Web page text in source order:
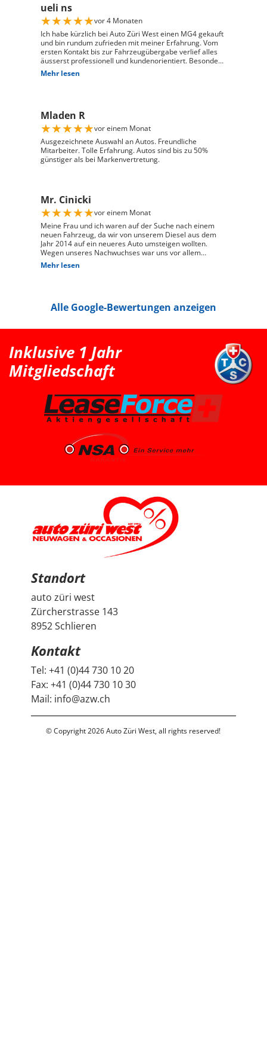
ueli ns
★★★★★vor 4 Monaten
Ich habe kürzlich bei Auto Züri West einen MG4 gekauft
und bin rundum zufrieden mit meiner Erfahrung. Vom
ersten Kontakt bis zur Fahrzeugübergabe verlief alles
äusserst professionell und kundenorientiert. Besonders
hervorheben möchte ich die hervorragende Beratung
durch Herrn David Panic. Er hat sich viel Zeit
und engagierte Art hat den gesamten Kaufprozess sehr
angenehm gemacht. Die Abwicklung verlief reibungslos
und zuverlässig, und ich habe mein Fahrzeug genau so
erhalten, wie ich es mir vorgestellt habe. Ich kann Auto
Züri West uneingeschränkt weiterempfehlen und
bedanke mich herzlich für den ausgezeichneten Service
Mehr lesen
Mladen R
★★★★★vor einem Monat
Ausgezeichnete Auswahl an Autos. Freundliche
Mitarbeiter. Tolle Erfahrung. Autos sind bis zu 50%
günstiger als bei Markenvertretung.
Mr. Cinicki
★★★★★vor einem Monat
Meine Frau und ich waren auf der Suche nach einem
neuen Fahrzeug, da wir von unserem Diesel aus dem
Jahr 2014 auf ein neueres Auto umsteigen wollten.
Wegen unseres Nachwuchses war uns vor allem
wichtig, dass genügend Platz für einen Kindersitz
vorhanden ist und das Fahrzeug gut zu unserem Alltag
Bedürfnisse mit Kindersitz hinter dem Fahrer leider
etwas zu klein. Nach der Probefahrt hat uns der Berater
her nicht überzeugt hat. Somit war für uns klar, dass
der Peugeot 2008 die bessere Wahl ist. Schlussendlich
sind wir wieder zu Auto Züri West zurückgekommen
und konnten dort einen super Deal für einen Peugeot
knapp 7’000 km, ist ein Voll-Benziner und passt für uns
vom Platz, Fahrgefühl und Gesamtpaket sehr gut. Die
Beratung durch Herrn Francesco Salerno war sehr
freundlich, ehrlich und unkompliziert. Auch wenn die
Auswahl für uns relativ klar und limitiert war, fühlten wir
uns gut aufgehoben. Besonders positiv fand ich den
spannenden Austausch mit dem Berater über
allgemeine Autothemen und Dinge, die Autoliebhaber
Thema Auto vorhanden ist. Sehr geschätzt haben wir
zudem, dass vor der Übergabe extra noch ein Service
durchgeführt wurde, damit wir mit dem Fahrzeug
länger Ruhe haben. Das ist nicht selbstverständlich und
hat den positiven Eindruck nochmals verstärkt. Wir
freuen uns sehr über unseren Peugeot 2008 und
bedanken uns herzlich bei Auto Züri West sowie bei
Herrn Francesco Salerno für die angenehme Beratung,
den guten Austausch und den super Deal.
Mehr lesen
Alle Google-Bewertungen anzeigen
Inklusive 1 Jahr
Mitgliedschaft
Standort
auto züri west
Zürcherstrasse 143
8952 Schlieren
Kontakt
Tel:+41 (0)44 730 10 20
Fax:+41 (0)44 730 10 30
Mail: info@azw.ch
© Copyright 2026 Auto Züri West, all rights reserved!